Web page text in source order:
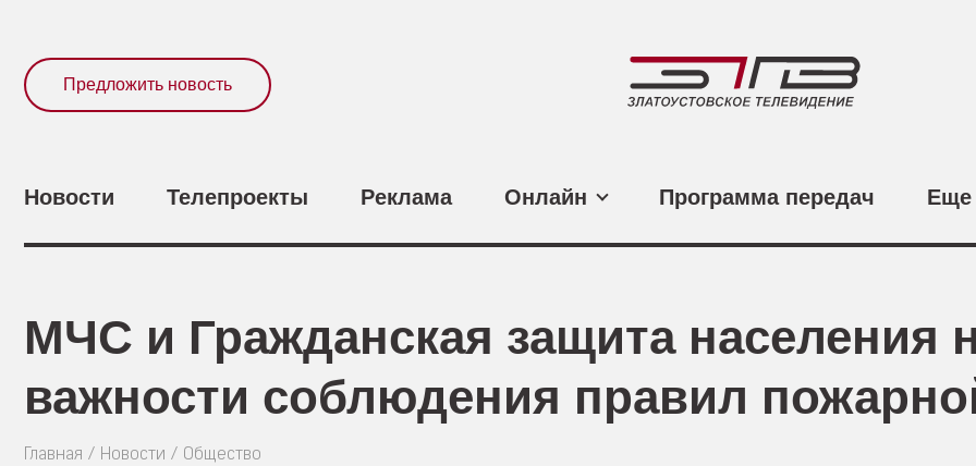
Предложить новость
Новости Телепроекты Реклама Онлайн Программа передач Еще
МЧС и Гражданская защита населения
важности соблюдения правил
Главная Новости Общество